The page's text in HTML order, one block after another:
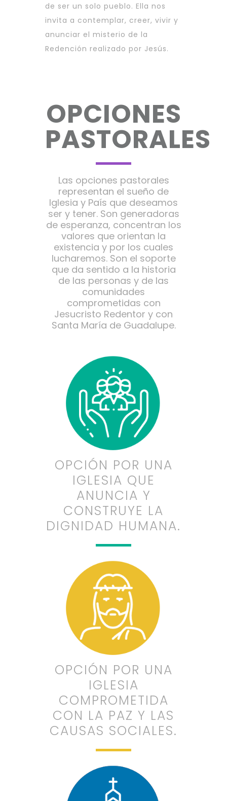
de ser un solo pueblo. Ella nos
invita a contemplar, creer, vivir y
anunciar el misterio de la
Redención realizado por Jesús.
OPCIONES
PASTORALES
Las opciones pastorales
representan el sueño de
Iglesia y País que deseamos
ser y tener. Son generadoras
de esperanza, concentran los
valores que orientan la
existencia y por los cuales
lucharemos. Son el soporte
que da sentido a la historia
de las personas y de las
comunidades
comprometidas con
Jesucristo Redentor y con
Santa María de Guadalupe.
OPCIÓN POR UNA
IGLESIA QUE
ANUNCIA Y
CONSTRUYE LA
DIGNIDAD HUMANA.
OPCIÓN POR UNA
IGLESIA
COMPROMETIDA
CON LA PAZ Y LAS
CAUSAS SOCIALES.